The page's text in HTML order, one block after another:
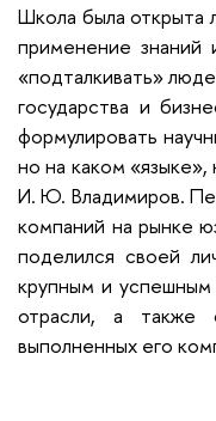
Школа была открыта
применение знаний
«подталкивать»
государства и
формулировать
но на каком
И. Ю. Владимиров.
компаний на рынке
поделился своей
крупным и
отрасли, а также
выполненных его